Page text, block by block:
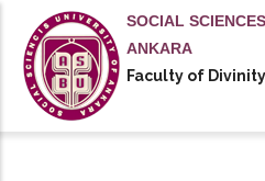
main
content
SOCIAL
ANKARA
Faculty of Divinity